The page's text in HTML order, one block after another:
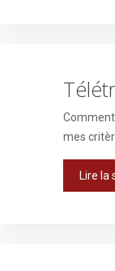
mes
Lire la